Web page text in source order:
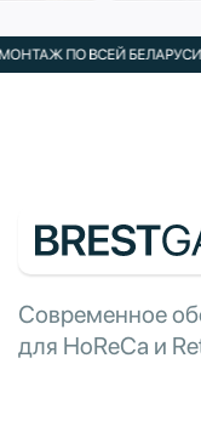
ПО ВСЕЙ БЕЛАРУСИ|
Современное
для HoReCa и